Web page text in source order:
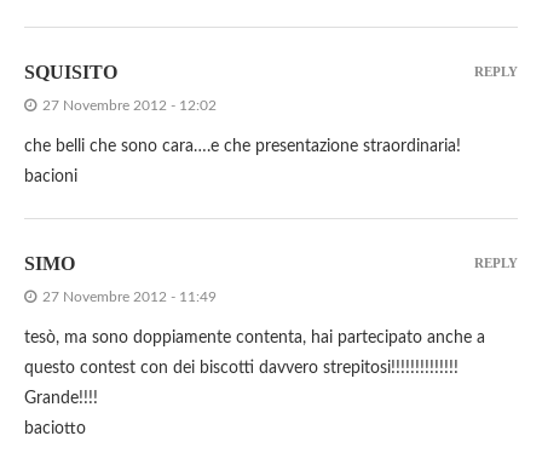
SQUISITO
27 Novembre 2012 - 12:02
che belli che sono cara….e che presentazione straordinaria!
bacioni
REPLY
SIMO
27 Novembre 2012 - 11:49
tesò, ma sono doppiamente contenta, hai partecipato anche a
questo contest con dei biscotti davvero strepitosi!!!!!!!!!!!!!!
Grande!!!!
baciotto
REPLY